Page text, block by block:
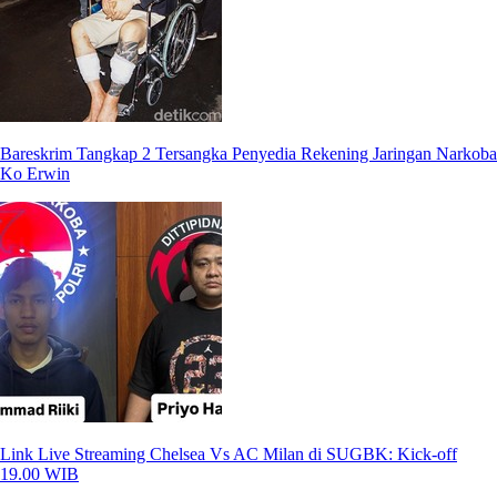
Bareskrim Tangkap 2 Tersangka Penyedia Rekening Jaringan Narkoba
Ko Erwin
Link Live Streaming Chelsea Vs AC Milan di SUGBK: Kick-off
19.00 WIB